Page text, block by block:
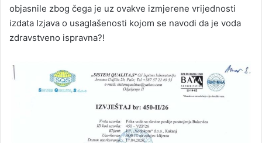
objasnile zbog čega je uz ovakve izmjerene vrijednosti
izdata Izjava o usaglašenosti kojom se navodi da je voda
zdravstveno ispravna?!